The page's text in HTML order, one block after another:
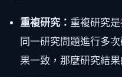
重複研究： 重複研究
同一研究問題進行多
果一致，那麼研究結